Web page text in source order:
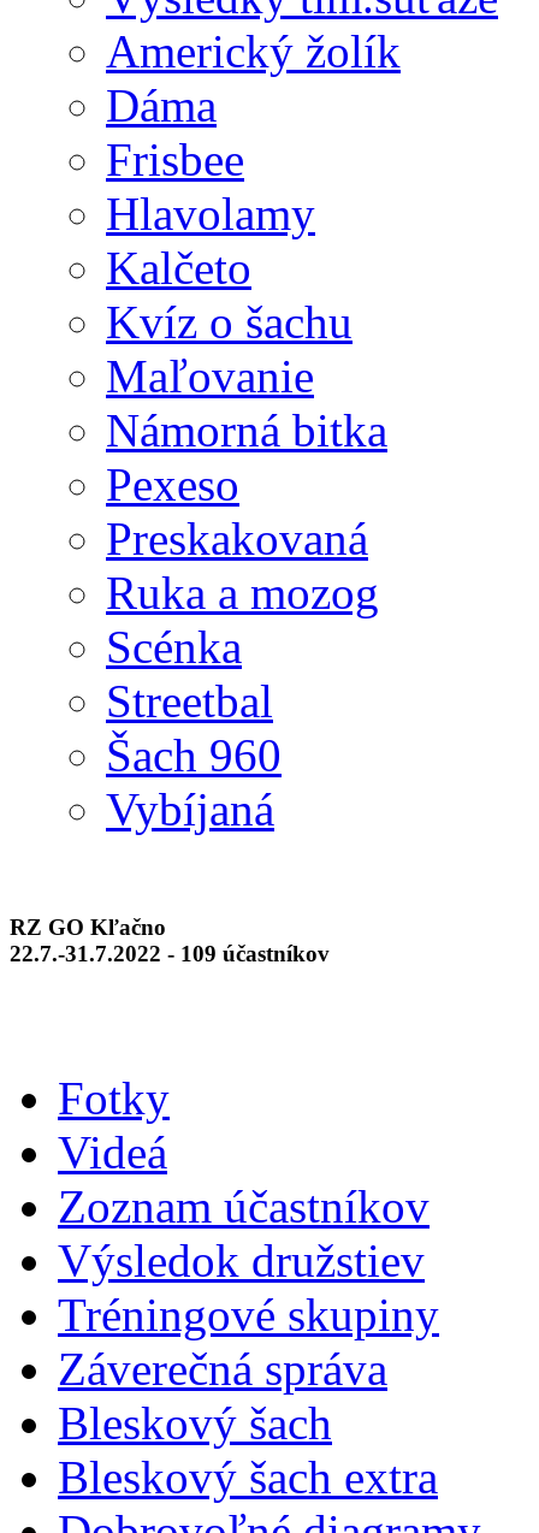
Americký žolík
Dáma
Frisbee
Hlavolamy
Kalčeto
Kvíz o šachu
Maľovanie
Námorná bitka
Pexeso
Preskakovaná
Ruka a mozog
Scénka
Streetbal
Šach 960
Vybíjaná
RZ GO Kľačno
22.7.-31.7.2022 - 109 účastníkov
Fotky
Videá
Zoznam účastníkov
Výsledok družstiev
Tréningové skupiny
Záverečná správa
Bleskový šach
Bleskový šach extra